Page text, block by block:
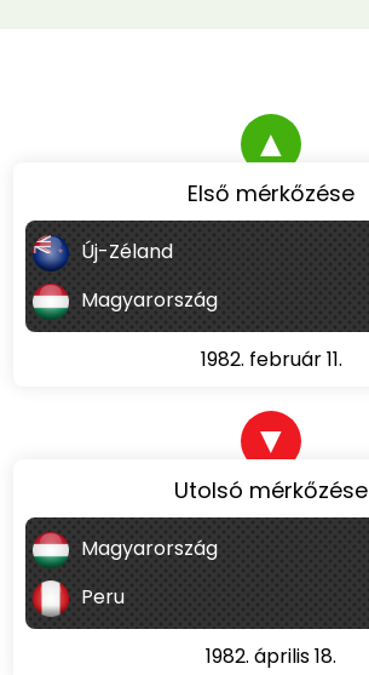
▲
Első mérkőzése
Új-Zéland
Magyarország
1982. február 11.
▼
Utolsó mérkőzése
Magyarország
Peru
1982. április 18.